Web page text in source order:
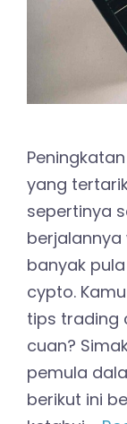
yang
sepertinya
banyak
cypto.
tips trading
cuan?
pemula
berikut ini